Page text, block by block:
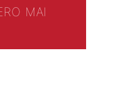
MAI